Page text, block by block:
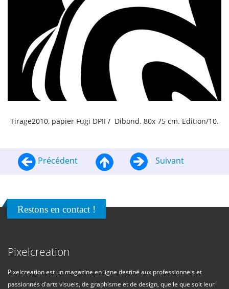
Tirage2010, papier Fugi DPII / Dibond. 80x 75 cm. Edition/10.
Précédent Suivant
Restons en contact !
Pixelcreation
Pixelcreation est un magazine en ligne destiné aux professionnels et
passionnés d'arts visuels, de graphisme et de design, quelle que soit leur